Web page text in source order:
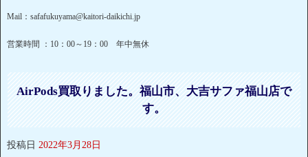
Mail：safafukuyama@kaitori-daikichi.jp
営業時間 ：10：00～19：00 年中無休
AirPods買取りました。福山市、大吉サファ福山店で
す。
投稿日 2022年3月28日